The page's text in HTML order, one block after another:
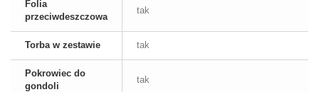
Folia
przeciwdeszczowa
tak
Torba w zestawie tak
Pokrowiec do
gondoli
tak